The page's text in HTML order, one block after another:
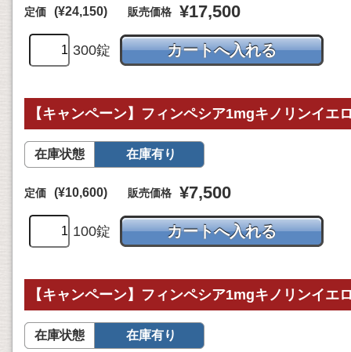
定価 (¥24,150) 販売価格 ¥17,500
300錠
【キャンペーン】フィンペシア1mgキノリンイエ
在庫状態 在庫有り
定価 (¥10,600) 販売価格 ¥7,500
100錠
【キャンペーン】フィンペシア1mgキノリンイエ
在庫状態 在庫有り